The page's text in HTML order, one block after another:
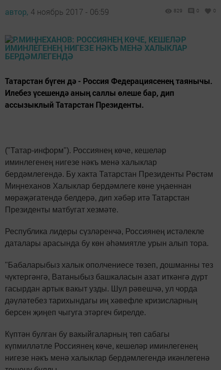
автор, 4 ноябрь 2017 - 06:59 829 0 0
Татарстан бүген дә - Россия Федерациясенең таянычы.
Илебез үсешендә аның саллы өлеше бар, дип
ассызыклый Татарстан Президенты.
("Татар-информ"). Россиянең көче, кешеләр
иминлегенең нигезе нәкъ менә халыклар
бердәмлегендә. Бу хакта Татарстан Президенты Рөстәм
Миңнеханов Халыклар бердәмлеге көне уңаеннан
мөрәҗәгатендә белдерә, дип хәбәр итә Татарстан
Президенты матбугат хезмәте.
Республика лидеры сүзләренчә, Россиянең истәлекле
даталары арасында бу көн әһәмиятле урын алып тора.
"Бабаларыбыз халык ополчениесе төзеп, дошманны тез
чүктергәнгә, Ватаныбыз башкаласын азат иткәнгә дүрт
гасырдан артык вакыт узды. Шул рәвешчә, ул чорда
дәүләтебез тарихындагы иң хәвефле кризисларның
берсен җиңеп чыгуга этәргеч бирелде.
Күптән булган бу вакыйгаларның төп сабагы
күпмилләтле Россиянең көче, кешеләр иминлегенең
нигезе нәкъ менә халыклар бердәмлегендә икәнлегенә